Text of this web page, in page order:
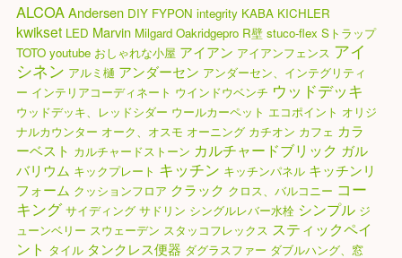
ALCOAAndersen DIY FYPON integrity KABA KICHLER
kwikset LED Marvin Milgard Oakridgepro R壁 stuco-flex Sトラップ
TOTO youtube おしゃれな小屋 アイアン アイアンフェンス アイ
シネン アルミ樋 アンダーセン アンダーセン、インテグリティ
ー インテリアコーディネート ウインドウベンチ ウッドデッキ
ウッドデッキ、レッドシダー ウールカーペット エコポイント オリジ
ナルカウンター オーク、オスモ オーニング カチオン カフェ カラ
ーベスト カルチャードストーン カルチャードブリック ガル
バリウム キックプレート キッチン キッチンパネル キッチンリ
フォーム クッションフロア クラック クロス、バルコニー コー
キング サイディング サドリン シングルレバー水栓 シンプル ジ
ューンベリー スウェーデン スタッコフレックス スティックペイ
ント タイル タンクレス便器 ダグラスファー ダブルハング、窓